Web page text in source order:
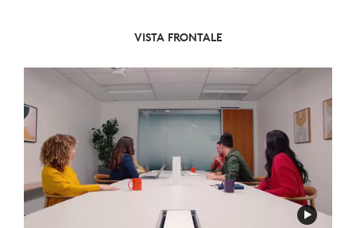
VISTA FRONTALE
VISTA CENTRALE
VISTA FRONTALE E CENTRALE